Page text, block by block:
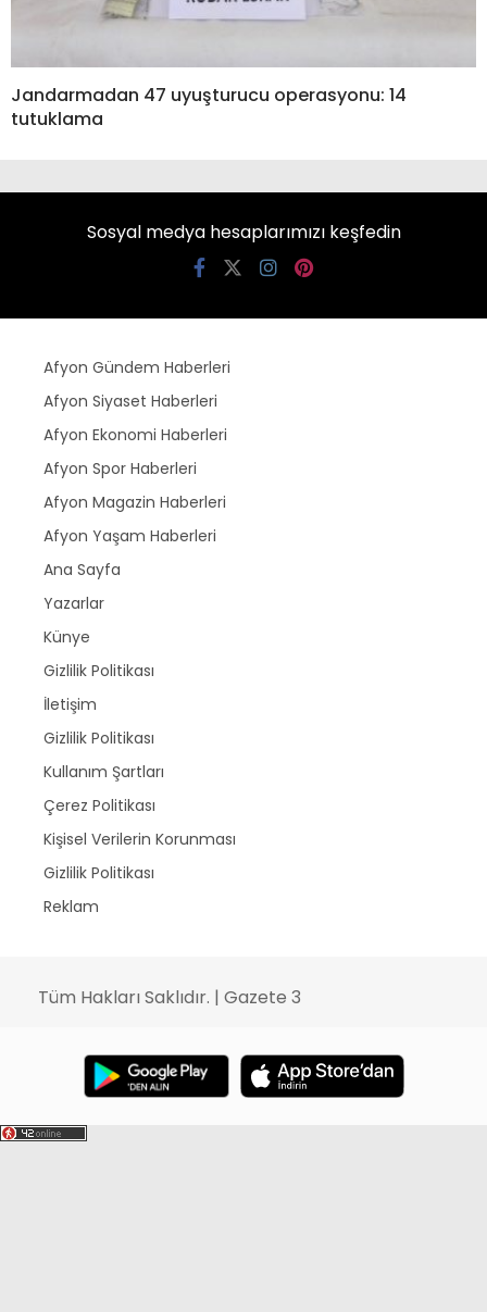
Jandarmadan 47 uyuşturucu operasyonu: 14
tutuklama
Sosyal medya hesaplarımızı keşfedin
Afyon Gündem Haberleri
Afyon Siyaset Haberleri
Afyon Ekonomi Haberleri
Afyon Spor Haberleri
Afyon Magazin Haberleri
Afyon Yaşam Haberleri
Ana Sayfa
Yazarlar
Künye
Gizlilik Politikası
İletişim
Gizlilik Politikası
Kullanım Şartları
Çerez Politikası
Kişisel Verilerin Korunması
Gizlilik Politikası
Reklam
Tüm Hakları Saklıdır. | Gazete 3